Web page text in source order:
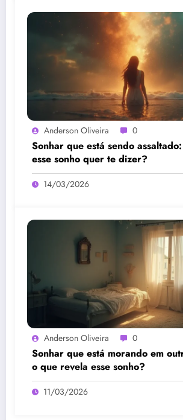
Anderson Oliveira 0
Sonhar que está sendo
esse sonho quer te dizer?
14/03/2026
Anderson Oliveira 0
Sonhar que está morando em
o que revela esse sonho?
11/03/2026